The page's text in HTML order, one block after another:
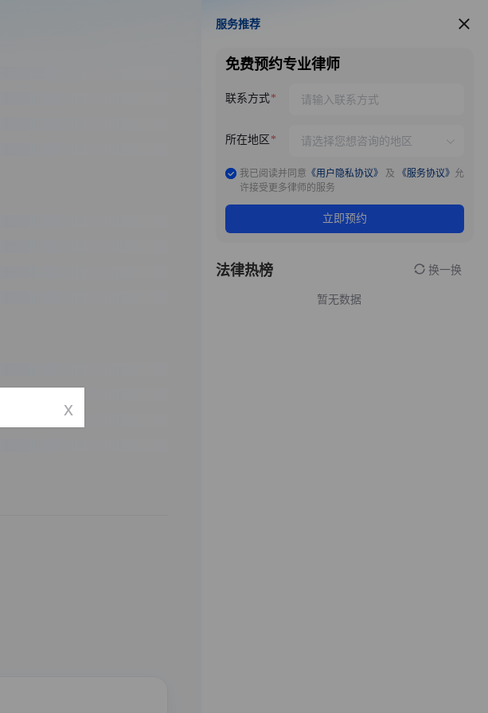
服务推荐
服务推荐
免费预约专业律师
联系方式
所在地区
我已阅读并同意 《用户隐私协议》 及 《服务协议》 允
许接受更多律师的服务
立即预约
法律热榜 换一换
暂无数据
x